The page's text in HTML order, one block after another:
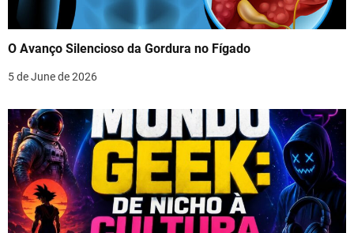
O Avanço Silencioso da Gordura no Fígado
5 de June de 2026